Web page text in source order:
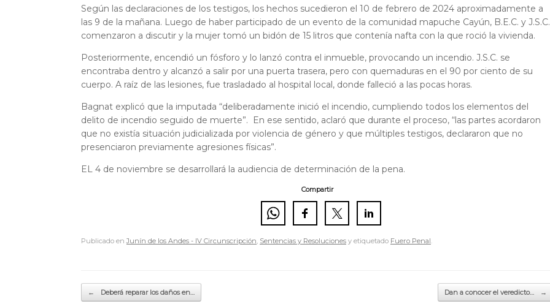
Según las declaraciones de los testigos, los hechos sucedieron el 10 de febrero de 2024 aproximadamente a
las 9 de la mañana. Luego de haber participado de un evento de la comunidad mapuche Cayún, B.E.C. y J.S.C.
comenzaron a discutir y la mujer tomó un bidón de 15 litros que contenía nafta con la que roció la vivienda.
Posteriormente, encendió un fósforo y lo lanzó contra el inmueble, provocando un incendio. J.S.C. se
encontraba dentro y alcanzó a salir por una puerta trasera, pero con quemaduras en el 90 por ciento de su
cuerpo. A raíz de las lesiones, fue trasladado al hospital local, donde falleció a las pocas horas.
Bagnat explicó que la imputada “deliberadamente inició el incendio, cumpliendo todos los elementos del
delito de incendio seguido de muerte”. En ese sentido, aclaró que durante el proceso, “las partes acordaron
que no existía situación judicializada por violencia de género y que múltiples testigos, declararon que no
presenciaron previamente agresiones físicas”.
EL 4 de noviembre se desarrollará la audiencia de determinación de la pena.
Compartir
Publicado enJunín de los Andes - IV Circunscripción Sentencias y Resoluciones y etiquetado Fuero Penal
Navegador de artículos
← Deberá reparar los daños en… Dan a conocer el veredicto… →